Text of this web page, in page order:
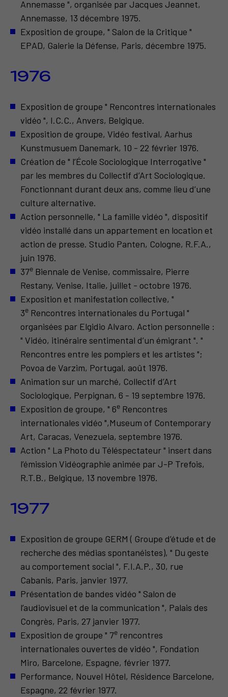
Annemasse ", organisée par Jacques Jeannet,
Annemasse, 13 décembre 1975.
Exposition de groupe, " Salon de la Critique "
EPAD, Galerie la Défense, Paris, décembre 1975.
1976
Exposition de groupe " Rencontres internationales
vidéo ", I.C.C., Anvers, Belgique.
Exposition de groupe, Vidéo festival, Aarhus
Kunstmusuem Danemark, 10 - 22 février 1976.
Création de " l’École Sociologique Interrogative "
par les membres du Collectif d’Art Sociologique.
Fonctionnant durant deux ans, comme lieu d’une
culture alternative.
Action personnelle, " La famille vidéo ", dispositif
vidéo installé dans un appartement en location et
action de presse. Studio Panten, Cologne, R.F.A.,
juin 1976.
37e Biennale de Venise, commissaire, Pierre
Restany, Venise, Italie, juillet - octobre 1976.
Exposition et manifestation collective, "
3e Rencontres internationales du Portugal "
organisées par Elgidio Alvaro. Action personnelle :
" Vidéo, itinéraire sentimental d’un émigrant ". "
Rencontres entre les pompiers et les artistes ";
Povoa de Varzim, Portugal, août 1976.
Animation sur un marché, Collectif d’Art
Sociologique, Perpignan, 6 - 19 septembre 1976.
Exposition de groupe, " 6e Rencontres
internationales vidéo ",Museum of Contemporary
Art, Caracas, Venezuela, septembre 1976.
Action " La Photo du Téléspectateur " insert dans
l’émission Vidéographie animée par J-P Trefois,
R.T.B., Belgique, 13 novembre 1976.
1977
Exposition de groupe GERM ( Groupe d’étude et de
recherche des médias spontanéistes), " Du geste
au comportement social ", F.I.A.P., 30, rue
Cabanis, Paris, janvier 1977.
Présentation de bandes vidéo " Salon de
l’audiovisuel et de la communication ", Palais des
Congrès, Paris, 27 janvier 1977.
Exposition de groupe " 7e rencontres
internationales ouvertes de vidéo ", Fondation
Miro, Barcelone, Espagne, février 1977.
Performance, Nouvel Hôtel, Résidence Barcelone,
Espagne, 22 février 1977.